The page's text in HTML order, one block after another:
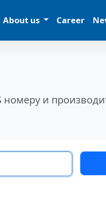
About us Career
номеру и